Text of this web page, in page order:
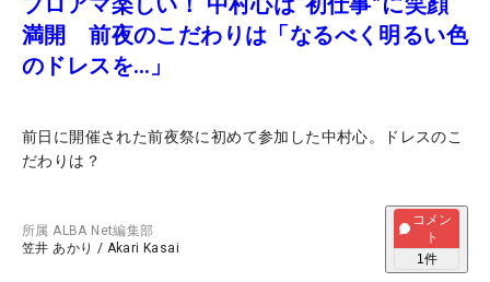
満開 前夜のこだわりは「なるべく明るい色
のドレスを…」
前日に開催された前夜祭に初めて参加した中村心。ドレスのこ
だわりは？
所属ALBA Net編集部
笠井 あかり / Akari Kasai
コメン
ト
1件